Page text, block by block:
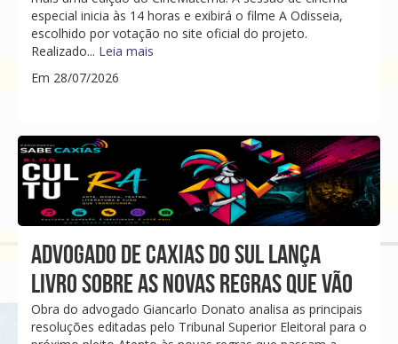
especial inicia às 14 horas e exibirá o filme A Odisseia,
escolhido por votação no site oficial do projeto.
Realizado... Leia mais
Em 28/07/2026
ADVOGADO DE CAXIAS DO SUL LANÇA
LIVRO SOBRE AS NOVAS REGRAS QUE VÃO
Obra do advogado Giancarlo Donato analisa as principais
resoluções editadas pelo Tribunal Superior Eleitoral para o